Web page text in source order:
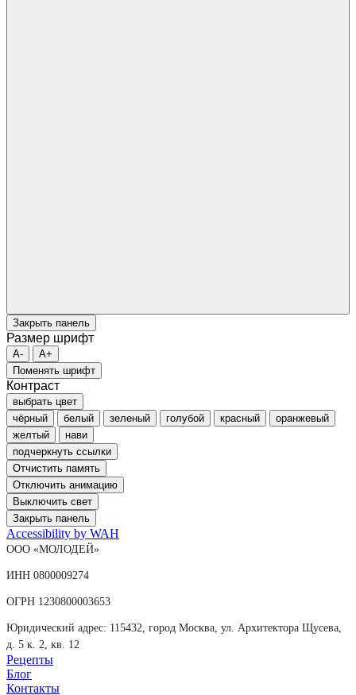
Закрыть панель
Размер шрифт
A-
A+
Поменять шрифт
Контраст
выбрать цвет
чёрный
белый зеленый голубой красный
оранжевый
желтый
нави
подчеркнуть ссылки
Отчистить память
Отключить анимацию
Выключить свет
Закрыть панель
Accessibility by WAH
ООО «МОЛОДЕЙ»
ИНН 0800009274
ОГРН 1230800003653
Юридический адрес: 115432, город Москва, ул. Архитектора Щусева,
д. 5 к. 2, кв. 12
Рецепты
Блог
Контакты